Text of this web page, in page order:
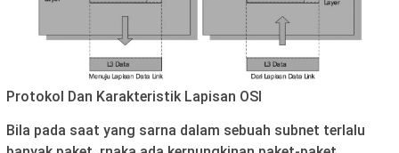
Protokol Dan Karakteristik Lapisan OSI
Bila pada saat yang sarna dalam sebuah subnet terlalu